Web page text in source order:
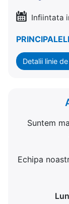
Infiintata
Detalii linie
Suntem
Echipa